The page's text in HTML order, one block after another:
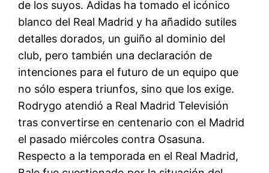
de los suyos. Adidas ha tomado el icónico
blanco del Real Madrid y ha añadido sutiles
detalles dorados, un guiño al dominio del
club, pero también una declaración de
intenciones para el futuro de un equipo que
no sólo espera triunfos, sino que los exige.
Rodrygo atendió a Real Madrid Televisión
tras convertirse en centenario con el Madrid
el pasado miércoles contra Osasuna.
Respecto a la temporada en el Real Madrid,